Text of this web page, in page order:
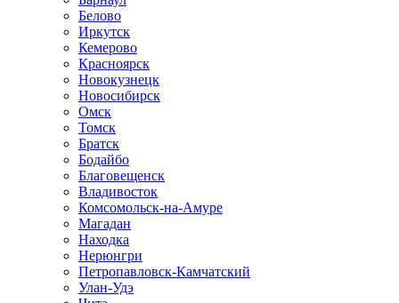
Белово
Иркутск
Кемерово
Красноярск
Новокузнецк
Новосибирск
Омск
Томск
Братск
Бодайбо
Благовещенск
Владивосток
Комсомольск-на-Амуре
Магадан
Находка
Нерюнгри
Петропавловск-Камчатский
Улан-Удэ